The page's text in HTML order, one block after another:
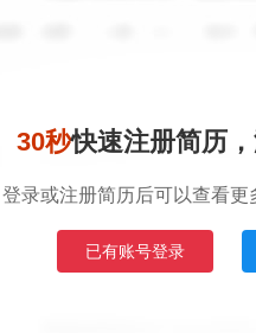
30秒快速注册简历
登录或注册简历后可以查看更
已有账号登录